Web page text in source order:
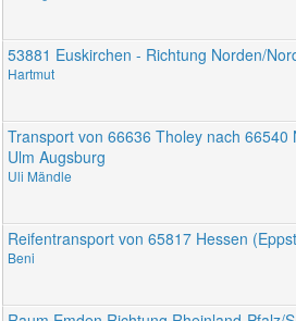
53881 Euskirchen - Richtung Norden/
Hartmut
Transport von 66636 Tholey nach 66540
Ulm Augsburg
Uli Mändle
Reifentransport von 65817 Hessen
Beni